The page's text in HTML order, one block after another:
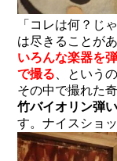
「コレは何？じ
は尽きることが
いろんな楽器を
で撮る 、という
その中で撮れた
竹バイオリン弾
す。ナイスショッ